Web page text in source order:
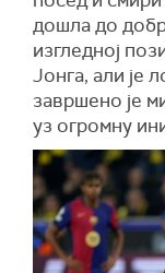
дошла до
изгледној
Јонга, али је
завршено је
уз огромну